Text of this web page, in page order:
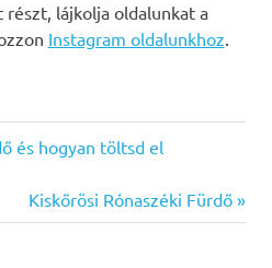
lájkolja oldalunkat a
Instagram oldalunkhoz.
és hogyan töltsd el
Next
Post:
Kiskőrösi Rónaszéki Fürdő